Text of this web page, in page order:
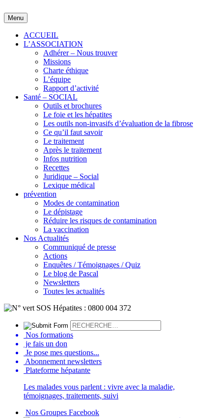
to
content
Menu
ACCUEIL
L’ASSOCIATION
Adhérer – Nous trouver
Missions
Charte éthique
L’équipe
Rapport d’activité
Santé – SOCIAL
Outils et brochures
Le foie et les hépatites
Les outils non-invasifs d’évaluation de la fibrose
Ce qu’il faut savoir
Le traitement
Après le traitement
Infos nutrition
Recettes
Juridique – Social
Lexique médical
prévention
Modes de contamination
Le dépistage
Réduire les risques de contamination
La vaccination
Nos Actualités
Communiqué de presse
Actions
Enquêtes / Témoignages / Quiz
Le blog de Pascal
Newsletters
Toutes les actualités
Nos formations
je fais un don
Je pose mes questions...
Abonnement newsletters
Plateforme hépatante
Les malades vous parlent : vivre avec la maladie,
témoignages, traitements, suivi
Nos Groupes Facebook